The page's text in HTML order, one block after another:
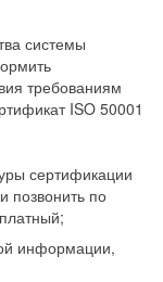
системы
требованиям
ISO 50001
сертификации
позвонить по
информации,